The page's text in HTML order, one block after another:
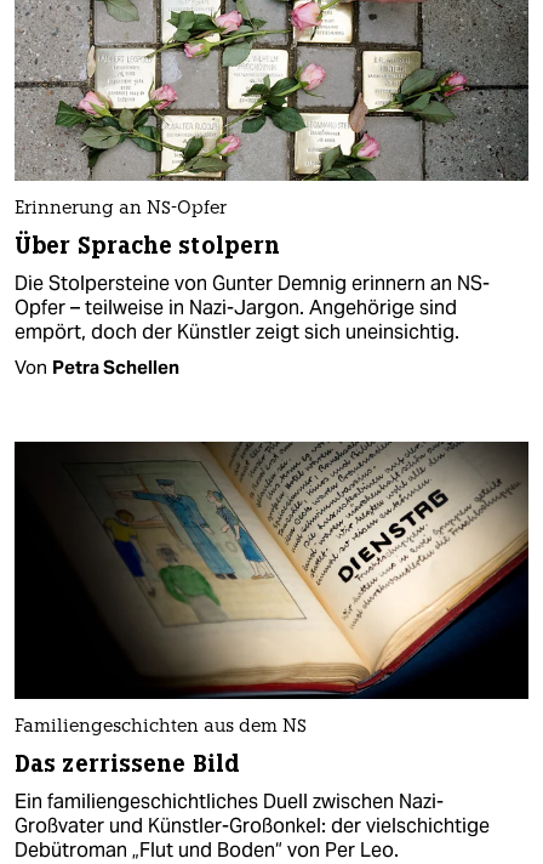
Erinnerung an NS-Opfer
Über Sprache stolpern
Die Stolpersteine von Gunter Demnig erinnern an NS-
Opfer – teilweise in Nazi-Jargon. Angehörige sind
empört, doch der Künstler zeigt sich uneinsichtig.
Von Petra Schellen
Familiengeschichten aus dem NS
Das zerrissene Bild
Ein familiengeschichtliches Duell zwischen Nazi-
Großvater und Künstler-Großonkel: der vielschichtige
Debütroman „Flut und Boden“ von Per Leo.